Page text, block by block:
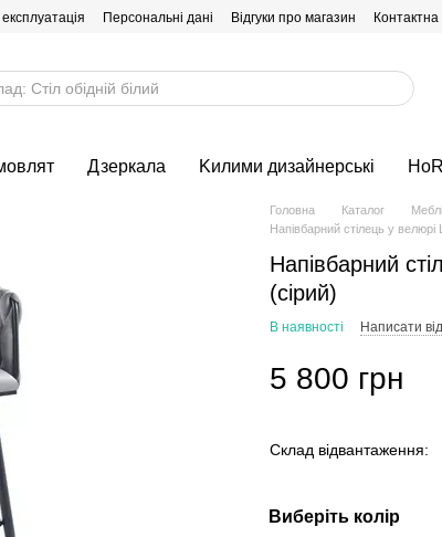
Персональні дані Відгуки про магазин
Дзеркала Kилими дизайнерські
Головна Каталог Меблі
Напівбарний стілець у велюрі
Напівбарний
(сірий)
В наявності Написати
5 800 грн
Склад відвантаження:
Виберіть колір